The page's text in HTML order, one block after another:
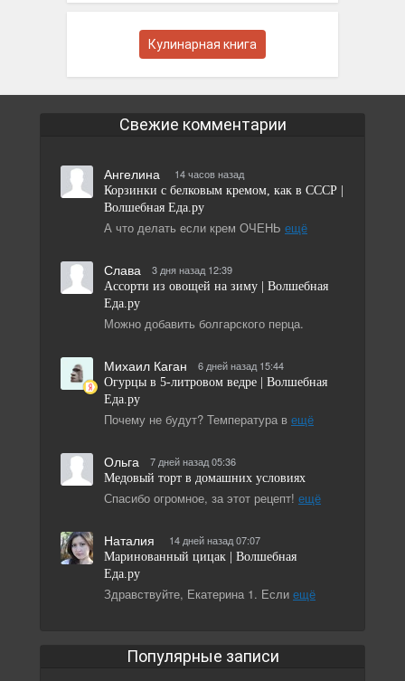
Кулинарная книга
Свежие комментарии
Ангелина 14 часов назад
А что делать если крем ОЧЕНЬ ещё
Корзинки с белковым кремом, как в СССР |
Волшебная Eда.ру
Слава 3 дня назад 12:39
Можно добавить болгарского перца.
Ассорти из овощей на зиму | Волшебная
Eда.ру
Михаил Каган 6 дней назад 15:44
Почему не будут? Температура в ещё
Огурцы в 5-литровом ведре | Волшебная
Eда.ру
Ольга 7 дней назад 05:36
Спасибо огромное, за этот рецепт! ещё
Медовый торт в домашних условиях
Наталия 14 дней назад 07:07
Здравствуйте, Екатерина 1. Если ещё
Маринованный цицак | Волшебная
Eда.ру
Популярные записи